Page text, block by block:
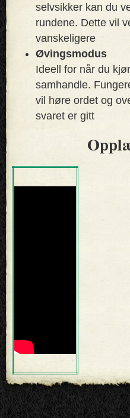
selvsikker kan du
rundene. Dette vil
vanskeligere
Øvingsmodus
Ideell for når du
samhandle.
vil høre ordet og
svaret er gitt